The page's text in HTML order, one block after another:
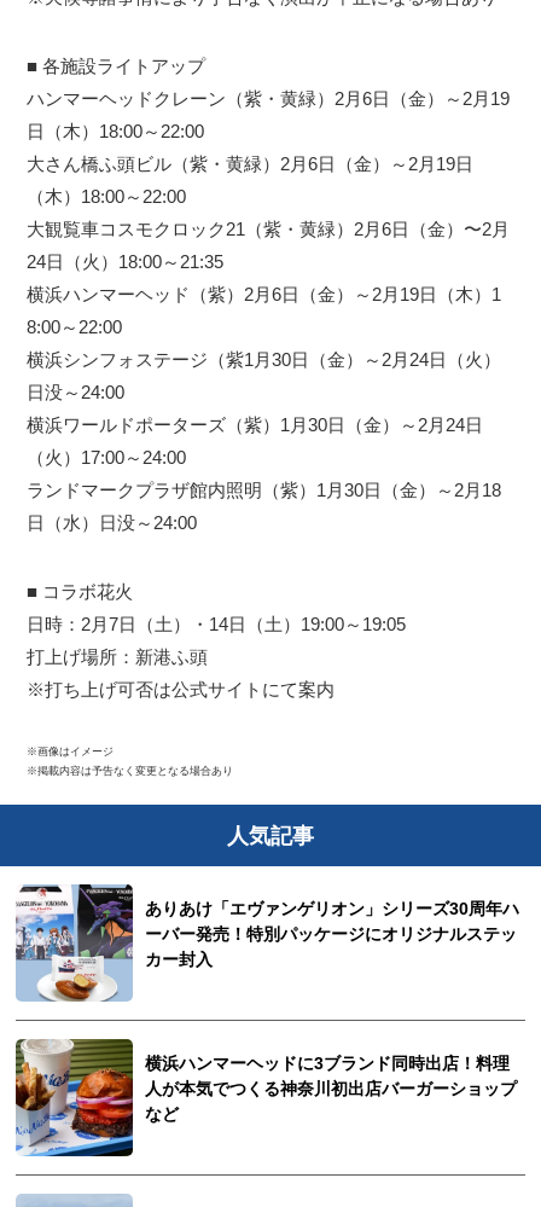
■ 各施設ライトアップ
ハンマーヘッドクレーン（紫・黄緑）2月6日（金）～2月19
日（木）18:00～22:00
大さん橋ふ頭ビル（紫・黄緑）2月6日（金）～2月19日
（木）18:00～22:00
大観覧車コスモクロック21（紫・黄緑）2⽉6⽇（金）〜2⽉
24日（火）18:00～21:35
横浜ハンマーヘッド（紫）2月6日（金）～2月19日（木）1
8:00～22:00
横浜シンフォステージ（紫1月30日（金）～2月24日（火）
日没～24:00
横浜ワールドポーターズ（紫）1月30日（金）～2月24日
（火）17:00～24:00
ランドマークプラザ館内照明（紫）1月30日（金）～2月18
日（水）日没～24:00
■ コラボ花火
日時：2月7日（土）・14日（土）19:00～19:05
打上げ場所：新港ふ頭
※打ち上げ可否は公式サイトにて案内
※画像はイメージ
※掲載内容は予告なく変更となる場合あり
人気記事
ありあけ「エヴァンゲリオン」シリーズ30周年ハ
ーバー発売！特別パッケージにオリジナルステッ
カー封入
横浜ハンマーヘッドに3ブランド同時出店！料理
人が本気でつくる神奈川初出店バーガーショップ
など